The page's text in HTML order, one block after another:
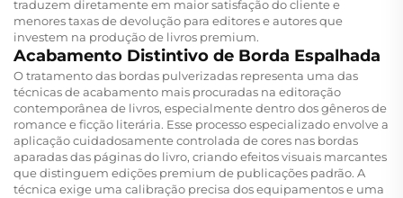
traduzem diretamente em maior satisfação do cliente e
menores taxas de devolução para editores e autores que
investem na produção de livros premium.
Acabamento Distintivo de Borda Espalhada
O tratamento das bordas pulverizadas representa uma das
técnicas de acabamento mais procuradas na editoração
contemporânea de livros, especialmente dentro dos gêneros de
romance e ficção literária. Esse processo especializado envolve a
aplicação cuidadosamente controlada de cores nas bordas
aparadas das páginas do livro, criando efeitos visuais marcantes
que distinguem edições premium de publicações padrão. A
técnica exige uma calibração precisa dos equipamentos e uma